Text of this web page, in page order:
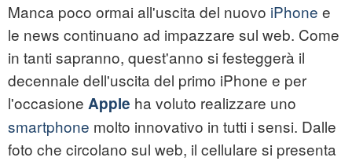
Manca poco ormai all'uscita del nuovo iPhone e
le news continuano ad impazzare sul web. Come
in tanti sapranno, quest'anno si festeggerà il
decennale dell'uscita del primo iPhone e per
l'occasione Apple ha voluto realizzare uno
smartphone molto innovativo in tutti i sensi. Dalle
foto che circolano sul web, il cellulare si presenta